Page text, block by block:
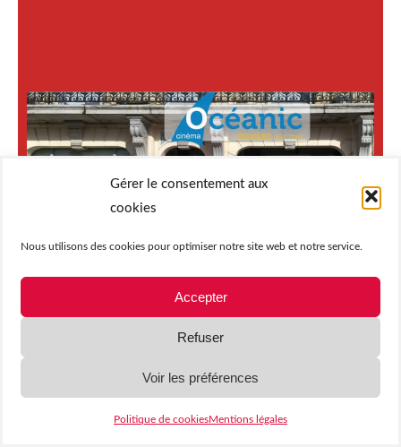
Gérer le consentement aux
cookies
Nous utilisons des cookies pour optimiser notre site web et notre service.
Accepter
Refuser
Voir les préférences
Politique de cookiesMentions légales
SOULAC-SUR-MER •Cinéma L’Océanic